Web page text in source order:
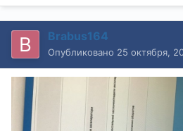
Brabus164
Опубликовано 25 октября,